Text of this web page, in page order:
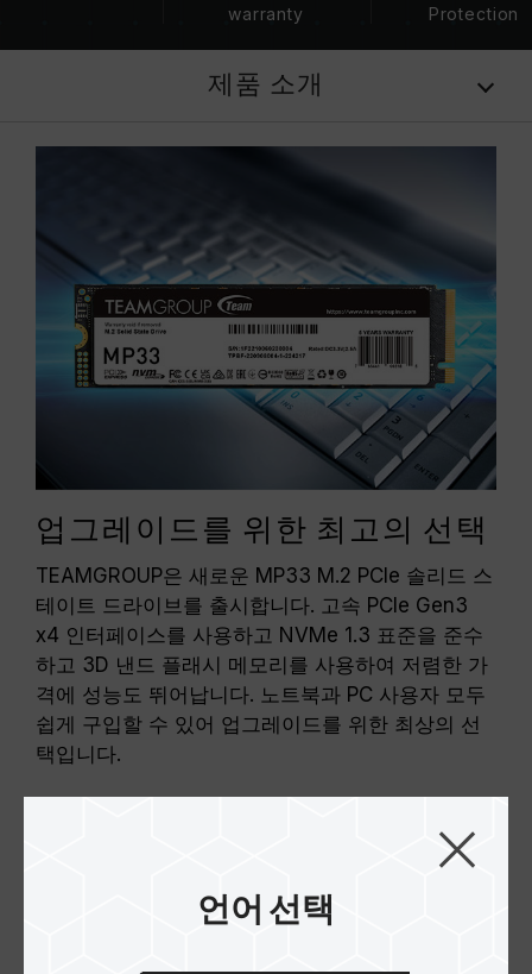
warranty
Protection
제품 소개
업그레이드를 위한 최고의 선택
TEAMGROUP은 새로운 MP33 M.2 PCIe 솔리드 스
테이트 드라이브를 출시합니다. 고속 PCIe Gen3
x4 인터페이스를 사용하고 NVMe 1.3 표준을 준수
하고 3D 낸드 플래시 메모리를 사용하여 저렴한 가
격에 성능도 뛰어납니다. 노트북과 PC 사용자 모두
쉽게 구입할 수 있어 업그레이드를 위한 최상의 선
택입니다.
언어 선택